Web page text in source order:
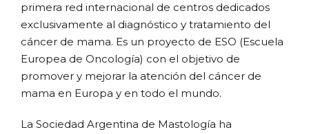
primera red internacional de centros dedicados
exclusivamente al diagnóstico y tratamiento del
cáncer de mama. Es un proyecto de ESO (Escuela
Europea de Oncología) con el objetivo de
promover y mejorar la atención del cáncer de
mama en Europa y en todo el mundo.
La Sociedad Argentina de Mastología ha